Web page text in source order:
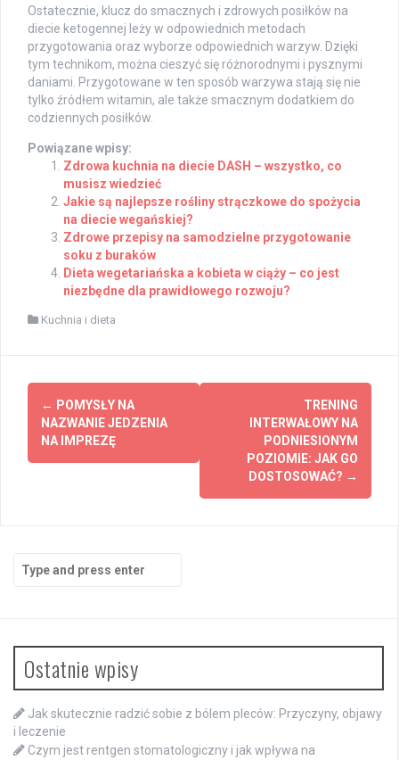
Ostatecznie, klucz do smacznych i zdrowych posiłków na
diecie ketogennej leży w odpowiednich metodach
przygotowania oraz wyborze odpowiednich warzyw. Dzięki
tym technikom, można cieszyć się różnorodnymi i pysznymi
daniami. Przygotowane w ten sposób warzywa stają się nie
tylko źródłem witamin, ale także smacznym dodatkiem do
codziennych posiłków.
Powiązane wpisy:
Zdrowa kuchnia na diecie DASH – wszystko, co
musisz wiedzieć
Jakie są najlepsze rośliny strączkowe do spożycia
na diecie wegańskiej?
Zdrowe przepisy na samodzielne przygotowanie
soku z buraków
Dieta wegetariańska a kobieta w ciąży – co jest
niezbędne dla prawidłowego rozwoju?
Kuchnia i dieta
Post
navigation
← POMYSŁY NA
NAZWANIE JEDZENIA
NA IMPREZĘ
TRENING
INTERWAŁOWY NA
PODNIESIONYM
POZIOMIE: JAK GO
DOSTOSOWAĆ? →
Search
for:
Ostatnie wpisy
Jak skutecznie radzić sobie z bólem pleców: Przyczyny, objawy
i leczenie
Czym jest rentgen stomatologiczny i jak wpływa na